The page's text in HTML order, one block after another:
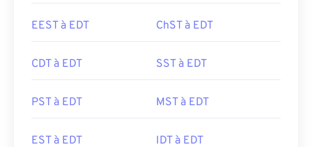
EEST à EDT ChST à EDT
CDT à EDT SST à EDT
PST à EDT MST à EDT
EST à EDT IDT à EDT